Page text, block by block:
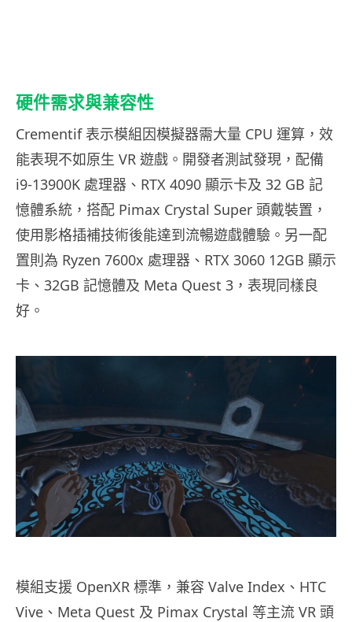
硬件需求與兼容性
Crementif 表示模組因模擬器需大量 CPU 運算，效
能表現不如原生 VR 遊戲。開發者測試發現，配備
i9-13900K 處理器、RTX 4090 顯示卡及 32 GB 記
憶體系統，搭配 Pimax Crystal Super 頭戴裝置，
使用影格插補技術後能達到流暢遊戲體驗。另一配
置則為 Ryzen 7600x 處理器、RTX 3060 12GB 顯示
卡、32GB 記憶體及 Meta Quest 3，表現同樣良
好。
模組支援 OpenXR 標準，兼容 Valve Index、HTC
Vive、Meta Quest 及 Pimax Crystal 等主流 VR 頭